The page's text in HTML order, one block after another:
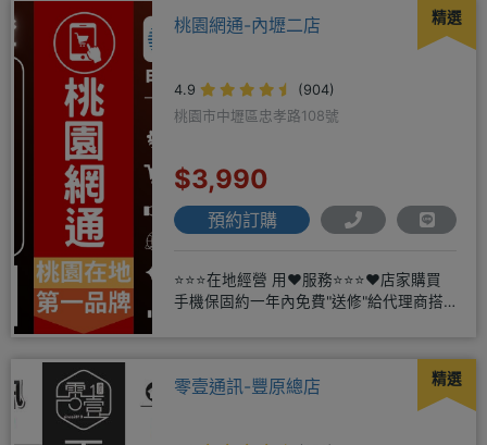
精選
桃園網通-內壢二店
4.9
(904)
桃園市中壢區忠孝路108號
$3,990
預約訂購
⭐⭐⭐在地經營 用❤️服務⭐⭐⭐❤️店家購買
手機保固約一年內免費"送修"給代理商搭
精選
零壹通訊-豐原總店